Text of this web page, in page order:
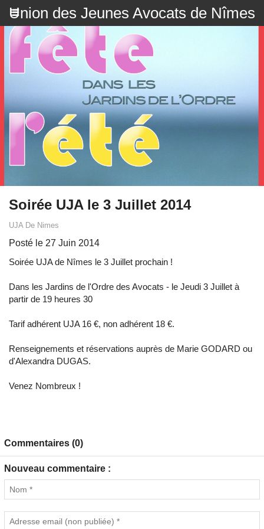
Union des Jeunes Avocats de Nîmes
Soirée UJA le 3 Juillet 2014
UJA De Nimes
Posté le 27 Juin 2014
Soirée UJA de Nîmes le 3 Juillet prochain !
Dans les Jardins de l'Ordre des Avocats - le Jeudi 3 Juillet à
partir de 19 heures 30
Tarif adhérent UJA 16 €, non adhérent 18 €.
Renseignements et réservations auprès de Marie GODARD ou
d'Alexandra DUGAS.
Venez Nombreux !
Commentaires (0)
Nouveau commentaire :